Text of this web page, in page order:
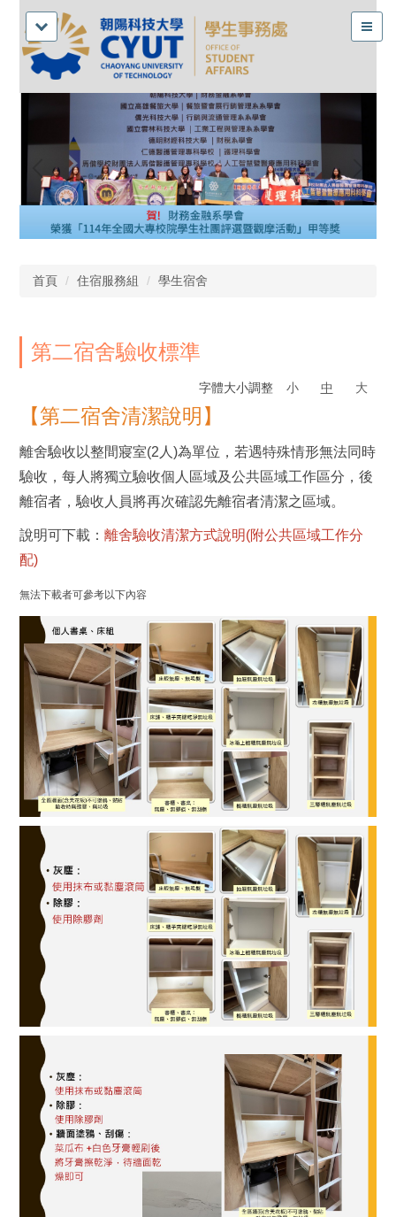
首頁 住宿服務組 學生宿舍
第二宿舍驗收標準
字體大小調整 小 中 大
【第二宿舍清潔說明】
離舍驗收以整間寢室(2人)為單位，若遇特殊情形無法同時
驗收，每人將獨立驗收個人區域及公共區域工作區分，後
離宿者，驗收人員將再次確認先離宿者清潔之區域。
說明可下載： 離舍驗收清潔方式說明(附公共區域工作分
配)
無法下載者可參考以下內容